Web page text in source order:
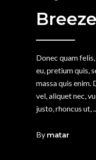
Donec quam
eu, pretium quis,
massa quis enim.
vel, aliquet nec,
justo, rhoncus ut,
By matar